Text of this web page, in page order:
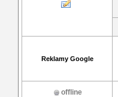
Reklamy Google
offline